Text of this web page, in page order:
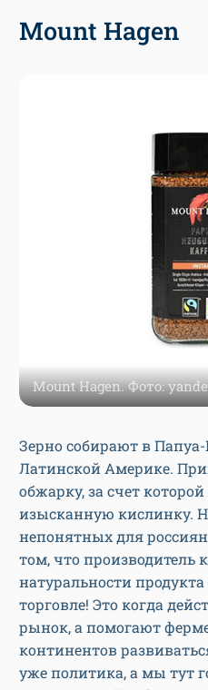
Mount Hagen
Mount Hagen. Фото:
Зерно собирают в
Латинской Америке.
обжарку, за счет
изысканную кислинку.
непонятных для
том, что производитель
натуральности
торговле! Это когда
рынок, а помогают
континентов
уже политика, а мы тут